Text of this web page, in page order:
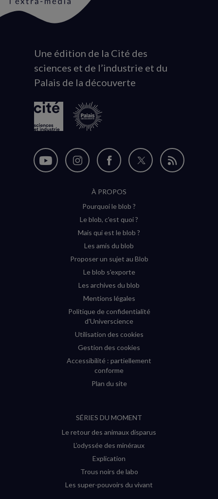
Animation
du
logo
Une édition de la Cité des
sciences et de l’industrie et du
Palais de la découverte
Nous
Nous
Instagram
(nouvelle
Nous
sur
Facebook
(nouvelle
Nous
Flux
À PROPOS
Pourquoi le blob ?
Le blob, c'est quoi ?
Mais qui est le blob ?
Les amis du blob
Proposer un sujet au Blob
Le blob s'exporte
Les archives du blob
Mentions légales
Politique de confidentialité
d'Universcience
Utilisation des cookies
Gestion des cookies
Accessibilité : partiellement
conforme
Plan du site
SÉRIES DU MOMENT
Le retour des animaux disparus
L’odyssée des minéraux
Explication
Trous noirs de labo
Les super-pouvoirs du vivant